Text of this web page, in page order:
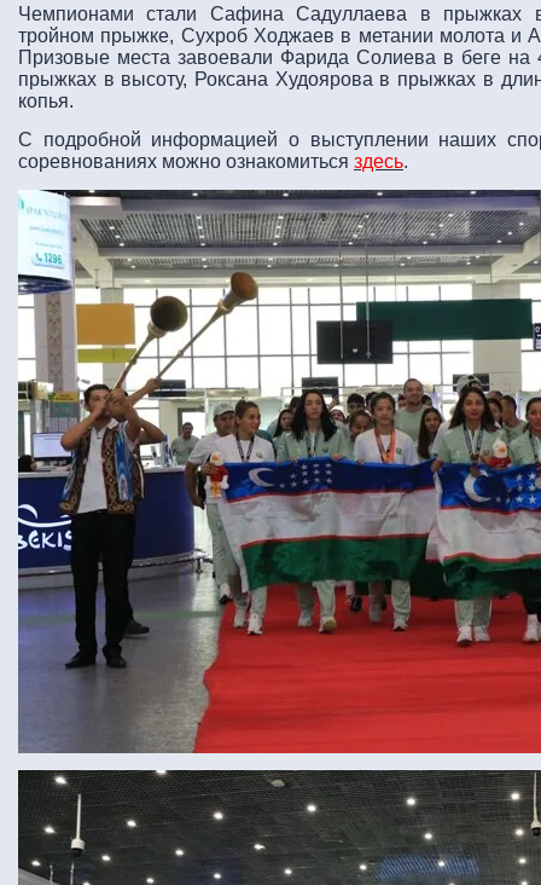
Чемпионами стали Сафина Садуллаева в
тройном прыжке, Сухроб Ходжаев в метании молота и
Призовые места завоевали Фарида Солиева в беге на
прыжках в высоту, Роксана Худоярова в прыжках в
копья.
С подробной информацией о выступлении наших
соревнованиях можно ознакомиться здесь.